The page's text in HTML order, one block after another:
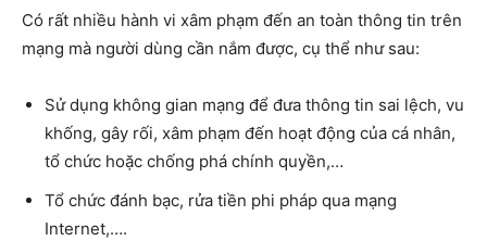
Có rất nhiều hành vi xâm phạm đến an toàn thông tin trên
mạng mà người dùng cần nắm được, cụ thể như sau:
Sử dụng không gian mạng để đưa thông tin sai lệch, vu
khống, gây rối, xâm phạm đến hoạt động của cá nhân,
tổ chức hoặc chống phá chính quyền,…
Tổ chức đánh bạc, rửa tiền phi pháp qua mạng
Internet,….